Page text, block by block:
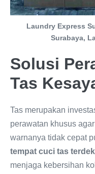
Laundry Express
Surabaya,
Solusi
Tas
Tas merupakan
perawatan khusus
warnanya tidak cepat
tempat cuci tas
menjaga kebersihan